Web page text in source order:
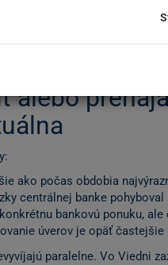
sa môžu v roku 2026 výrazne
a právneho rámca (napr.
individuálnu situáciu.
alebo
ako počas obdobia
centrálnej banke
bankovú ponuku,
úverov je opäť častejšie
paralelne. Vo Viedni